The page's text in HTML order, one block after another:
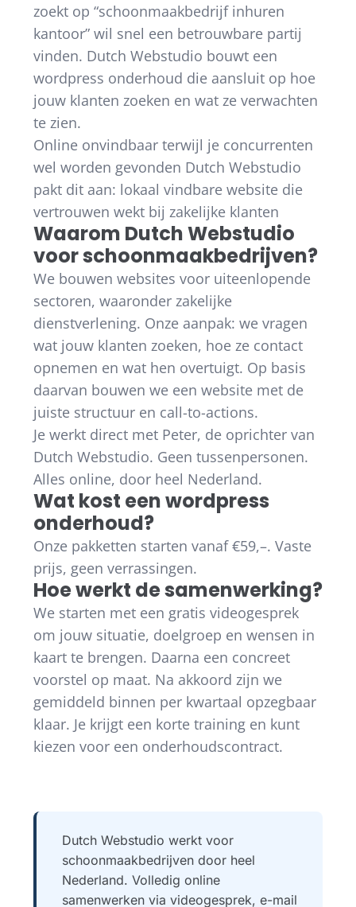
zoekt op “schoonmaakbedrijf inhuren
kantoor” wil snel een betrouwbare partij
vinden. Dutch Webstudio bouwt een
wordpress onderhoud die aansluit op hoe
jouw klanten zoeken en wat ze verwachten
te zien.
Online onvindbaar terwijl je concurrenten
wel worden gevonden Dutch Webstudio
pakt dit aan: lokaal vindbare website die
vertrouwen wekt bij zakelijke klanten
Waarom Dutch Webstudio
voor schoonmaakbedrijven?
We bouwen websites voor uiteenlopende
sectoren, waaronder zakelijke
dienstverlening. Onze aanpak: we vragen
wat jouw klanten zoeken, hoe ze contact
opnemen en wat hen overtuigt. Op basis
daarvan bouwen we een website met de
juiste structuur en call-to-actions.
Je werkt direct met Peter, de oprichter van
Dutch Webstudio. Geen tussenpersonen.
Alles online, door heel Nederland.
Wat kost een wordpress
onderhoud?
Onze pakketten starten vanaf €59,–. Vaste
prijs, geen verrassingen.
Hoe werkt de samenwerking?
We starten met een gratis videogesprek
om jouw situatie, doelgroep en wensen in
kaart te brengen. Daarna een concreet
voorstel op maat. Na akkoord zijn we
gemiddeld binnen per kwartaal opzegbaar
klaar. Je krijgt een korte training en kunt
kiezen voor een onderhoudscontract.
Dutch Webstudio werkt voor
schoonmaakbedrijven door heel
Nederland. Volledig online
samenwerken via videogesprek, e-mail